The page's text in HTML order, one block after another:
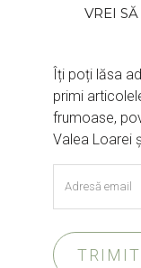
VREI
Îți poți lăsa
primi
frumoase,
Valea Loarei
email